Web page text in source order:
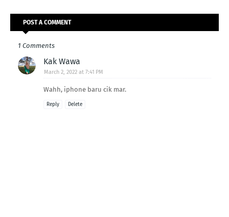
POST A COMMENT
1 Comments
Kak Wawa
March 2, 2022 at 7:41 PM
Wahh, iphone baru cik mar.
Reply Delete